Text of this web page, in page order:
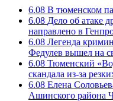
6.08 В тюменском
6.08 Дело об атаке
направлено в
6.08 Легенда
Федулев вышел на
6.08 Тюменский
скандала из-за
6.08 Елена
Ашинского района